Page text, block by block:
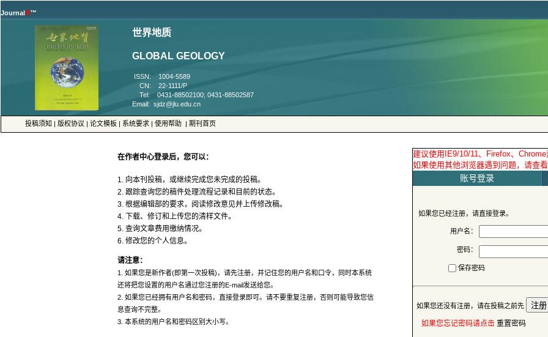
™
ISSN: 1004-5589
CN: 22-1111/P
Tel: 0431-88502100; 0431-88502587
| | | | |
账号登录
用户名：
密码：
保存密码
如果您还没有注册，请在投稿之前先